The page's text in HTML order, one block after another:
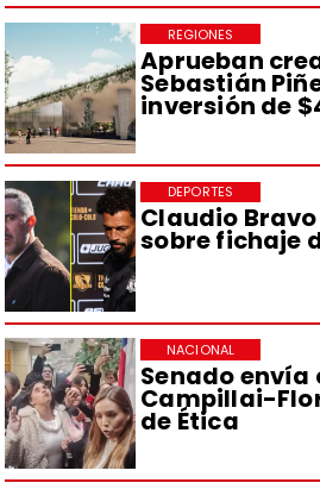
Aprueban
Sebastián
inversión de
REGIONES
Claudio
sobre fichaje
DEPORTES
Senado envía
Campillai-
de Ética
NACIONAL